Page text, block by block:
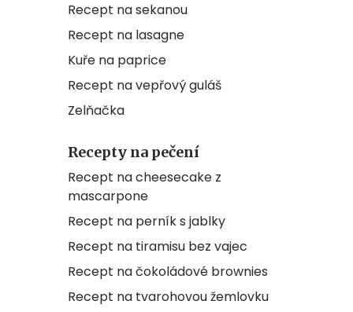
Recept na sekanou
Recept na lasagne
Kuře na paprice
Recept na vepřový guláš
Zelňačka
Recepty na pečení
Recept na cheesecake z
mascarpone
Recept na perník s jablky
Recept na tiramisu bez vajec
Recept na čokoládové brownies
Recept na tvarohovou žemlovku